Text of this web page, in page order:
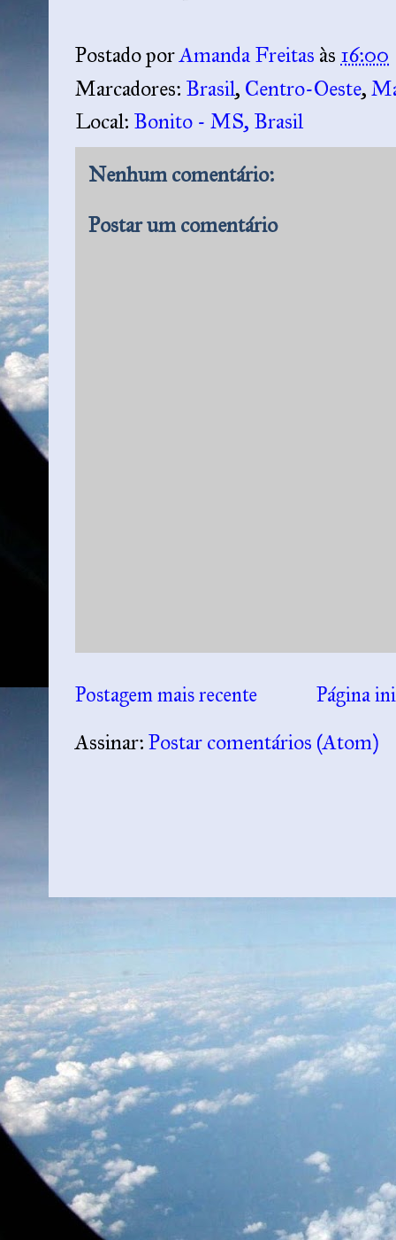
Postado porAmanda Freitas às 16:00
Marcadores: Brasil, Centro-Oeste,
Local: Bonito - MS, Brasil
Nenhum comentário:
Postar um comentário
Postagem mais recente Página
Assinar: Postar comentários (Atom)